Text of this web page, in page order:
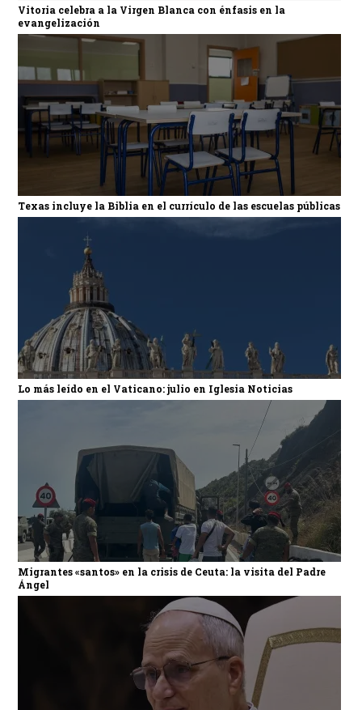
Vitoria celebra a la Virgen Blanca con énfasis en la
evangelización
Texas incluye la Biblia en el currículo de las escuelas públicas
Lo más leído en el Vaticano: julio en Iglesia Noticias
Migrantes «santos» en la crisis de Ceuta: la visita del Padre
Ángel